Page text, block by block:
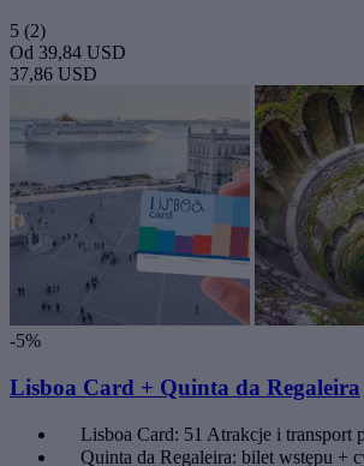
5 (2)
Od 39,84 USD
37,86 USD
-5%
Lisboa Card + Quinta da Regaleira
Lisboa Card: 51 Atrakcje i transport
Quinta da Regaleira: bilet wstępu +